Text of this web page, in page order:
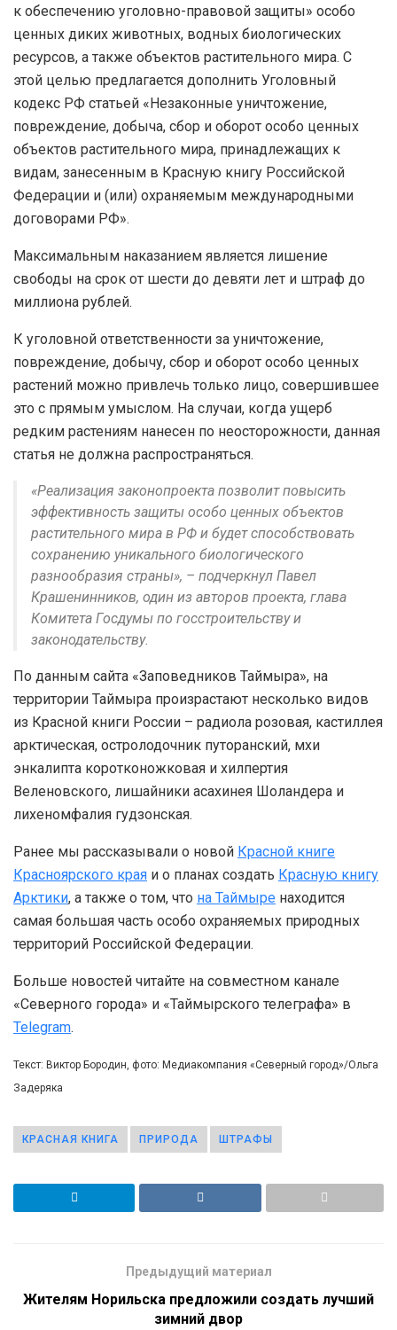
к обеспечению уголовно-правовой защиты» особо
ценных диких животных, водных биологических
ресурсов, а также объектов растительного мира. С
этой целью предлагается дополнить Уголовный
кодекс РФ статьей «Незаконные уничтожение,
повреждение, добыча, сбор и оборот особо ценных
объектов растительного мира, принадлежащих к
видам, занесенным в Красную книгу Российской
Федерации и (или) охраняемым международными
договорами РФ».
Максимальным наказанием является лишение
свободы на срок от шести до девяти лет и штраф до
миллиона рублей.
К уголовной ответственности за уничтожение,
повреждение, добычу, сбор и оборот особо ценных
растений можно привлечь только лицо, совершившее
это с прямым умыслом. На случаи, когда ущерб
редким растениям нанесен по неосторожности, данная
статья не должна распространяться.
«Реализация законопроекта позволит повысить
эффективность защиты особо ценных объектов
растительного мира в РФ и будет способствовать
сохранению уникального биологического
разнообразия страны», – подчеркнул Павел
Крашенинников, один из авторов проекта, глава
Комитета Госдумы по госстроительству и
законодательству.
По данным сайта «Заповедников Таймыра», на
территории Таймыра произрастают несколько видов
из Красной книги России – радиола розовая, кастиллея
арктическая, остролодочник путоранский, мхи
энкалипта коротконожковая и хилпертия
Веленовского, лишайники асахинея Шоландера и
лихеномфалия гудзонская.
Ранее мы рассказывали о новой Красной книге
Красноярского края и о планах создать Красную книгу
Арктики, а также о том, что на Таймыре находится
самая большая часть особо охраняемых природных
территорий Российской Федерации.
Больше новостей читайте на совместном канале
«Северного города» и «Таймырского телеграфа» в
Telegram.
Текст: Виктор Бородин, фото: Медиакомпания «Северный город»/Ольга
Задеряка
КРАСНАЯ КНИГА ПРИРОДА ШТРАФЫ
Предыдущий материал
Жителям Норильска предложили создать лучший
зимний двор